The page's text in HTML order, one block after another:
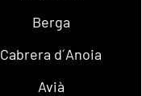
Berga
Cabrera d´Anoia
Avià